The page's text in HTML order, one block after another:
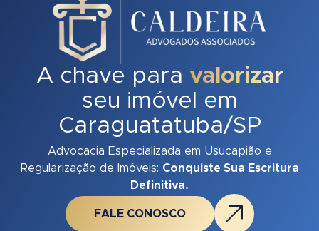
A chave para valorizar
seu imóvel em
Caraguatatuba/SP
Advocacia Especializada em Usucapião e
Regularização de Imóveis: Conquiste Sua Escritura
Definitiva.
FALE CONOSCO